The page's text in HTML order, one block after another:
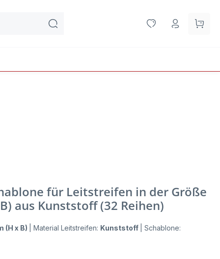
für Leitstreifen in der Größe
aus Kunststoff (32 Reihen)
(H x B) Material Leitstreifen: Kunststoff
Schablone: